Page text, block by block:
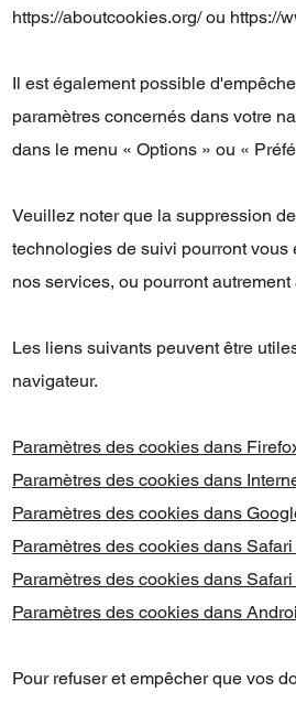
https://aboutcookies.org/ou https://
Il est également possible
paramètres concernés dans votre
dans le menu « Options » ou «
Veuillez noter que la suppression
technologies de suivi pourront
nos services, ou pourront
Les liens suivants peuvent être
navigateur.
Paramètres des cookies dans
Paramètres des cookies dans
Paramètres des cookies dans
Paramètres des cookies dans
Paramètres des cookies dans
Paramètres des cookies dans
Pour refuser et empêcher que vos